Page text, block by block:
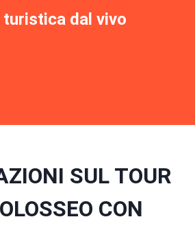
turistica dal vivo
SUL TOUR
CON